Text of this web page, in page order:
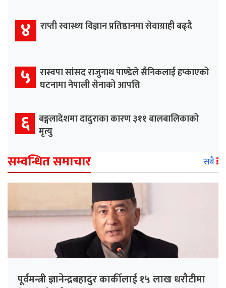
४ राप्ती स्वास्थ्य विज्ञान प्रतिष्ठानमा सेवाग्राही बढ्दै
५ रास्वपा सांसद राजुनाथ पाण्डेले सैनिकलाई हप्काएको
घटनामा नेपाली सेनाको आपत्ति
६ बङ्गलादेशमा दादुराका कारण ३११ बालबालिकाको
मृत्यु
सम्वन्धित समाचार सबै
पूर्वमन्त्री ज्ञानेन्द्रबहादुर कार्कीलाई १५ लाख धरौटीमा